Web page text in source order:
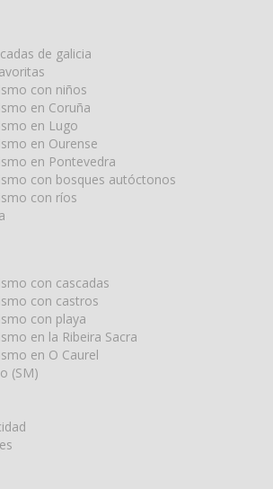
de galicia
con niños
en Coruña
en Lugo
en Ourense
en Pontevedra
con bosques autóctonos
con ríos
con cascadas
con castros
con playa
en la Ribeira Sacra
en O Caurel
(SM)